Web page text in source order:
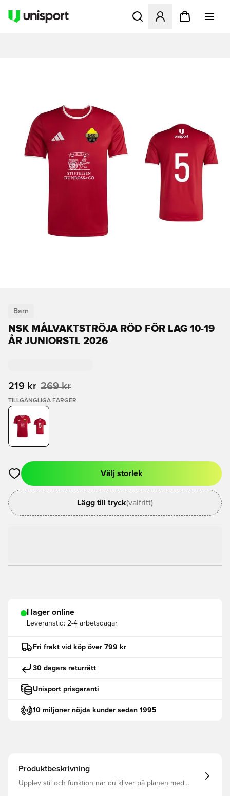
Öppnar en Modal för att
Barn
NSK MÅLVAKTSTRÖJA RÖD FÖR LAG 10-19
ÅR JUNIORSTL 2026
219 kr 269 kr
TILLGÄNGLIGA FÄRGER
Öppnar en Modal för att logga in eller registrera dig som
Välj storlek
Lägg till tryck(valfritt)
I lager online
Leveranstid: 2-4 arbetsdagar
Fri frakt vid köp över 799 kr
30 dagars returrätt
Unisport prisgaranti
10 miljoner nöjda kunder sedan 1995
Produktbeskrivning
Upplev stil och funktion när du kliver på planen med